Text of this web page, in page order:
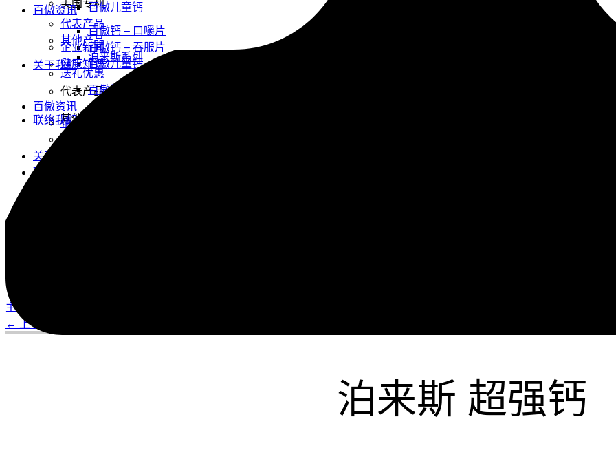
美国专利
百傲钙 – 口嚼片
百傲钙 – 吞服片
百傲儿童钙
代表产品
其他产品
百傲资讯
企业新闻
健康知识
关于我们
联络我们
百傲儿童钙
代表产品
其他产品
泊来斯系列
送礼优惠
百傲钙 – 口嚼片 – 礼包
百傲资讯
企业新闻
关于我们
联络我们
主页
← 上一个
泊来斯 超强钙